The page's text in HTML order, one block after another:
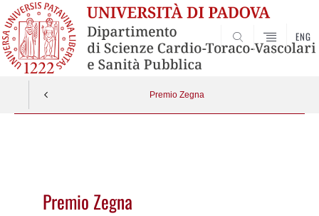
SEARCH
ENG
Premio Zegna
Premio Zegna